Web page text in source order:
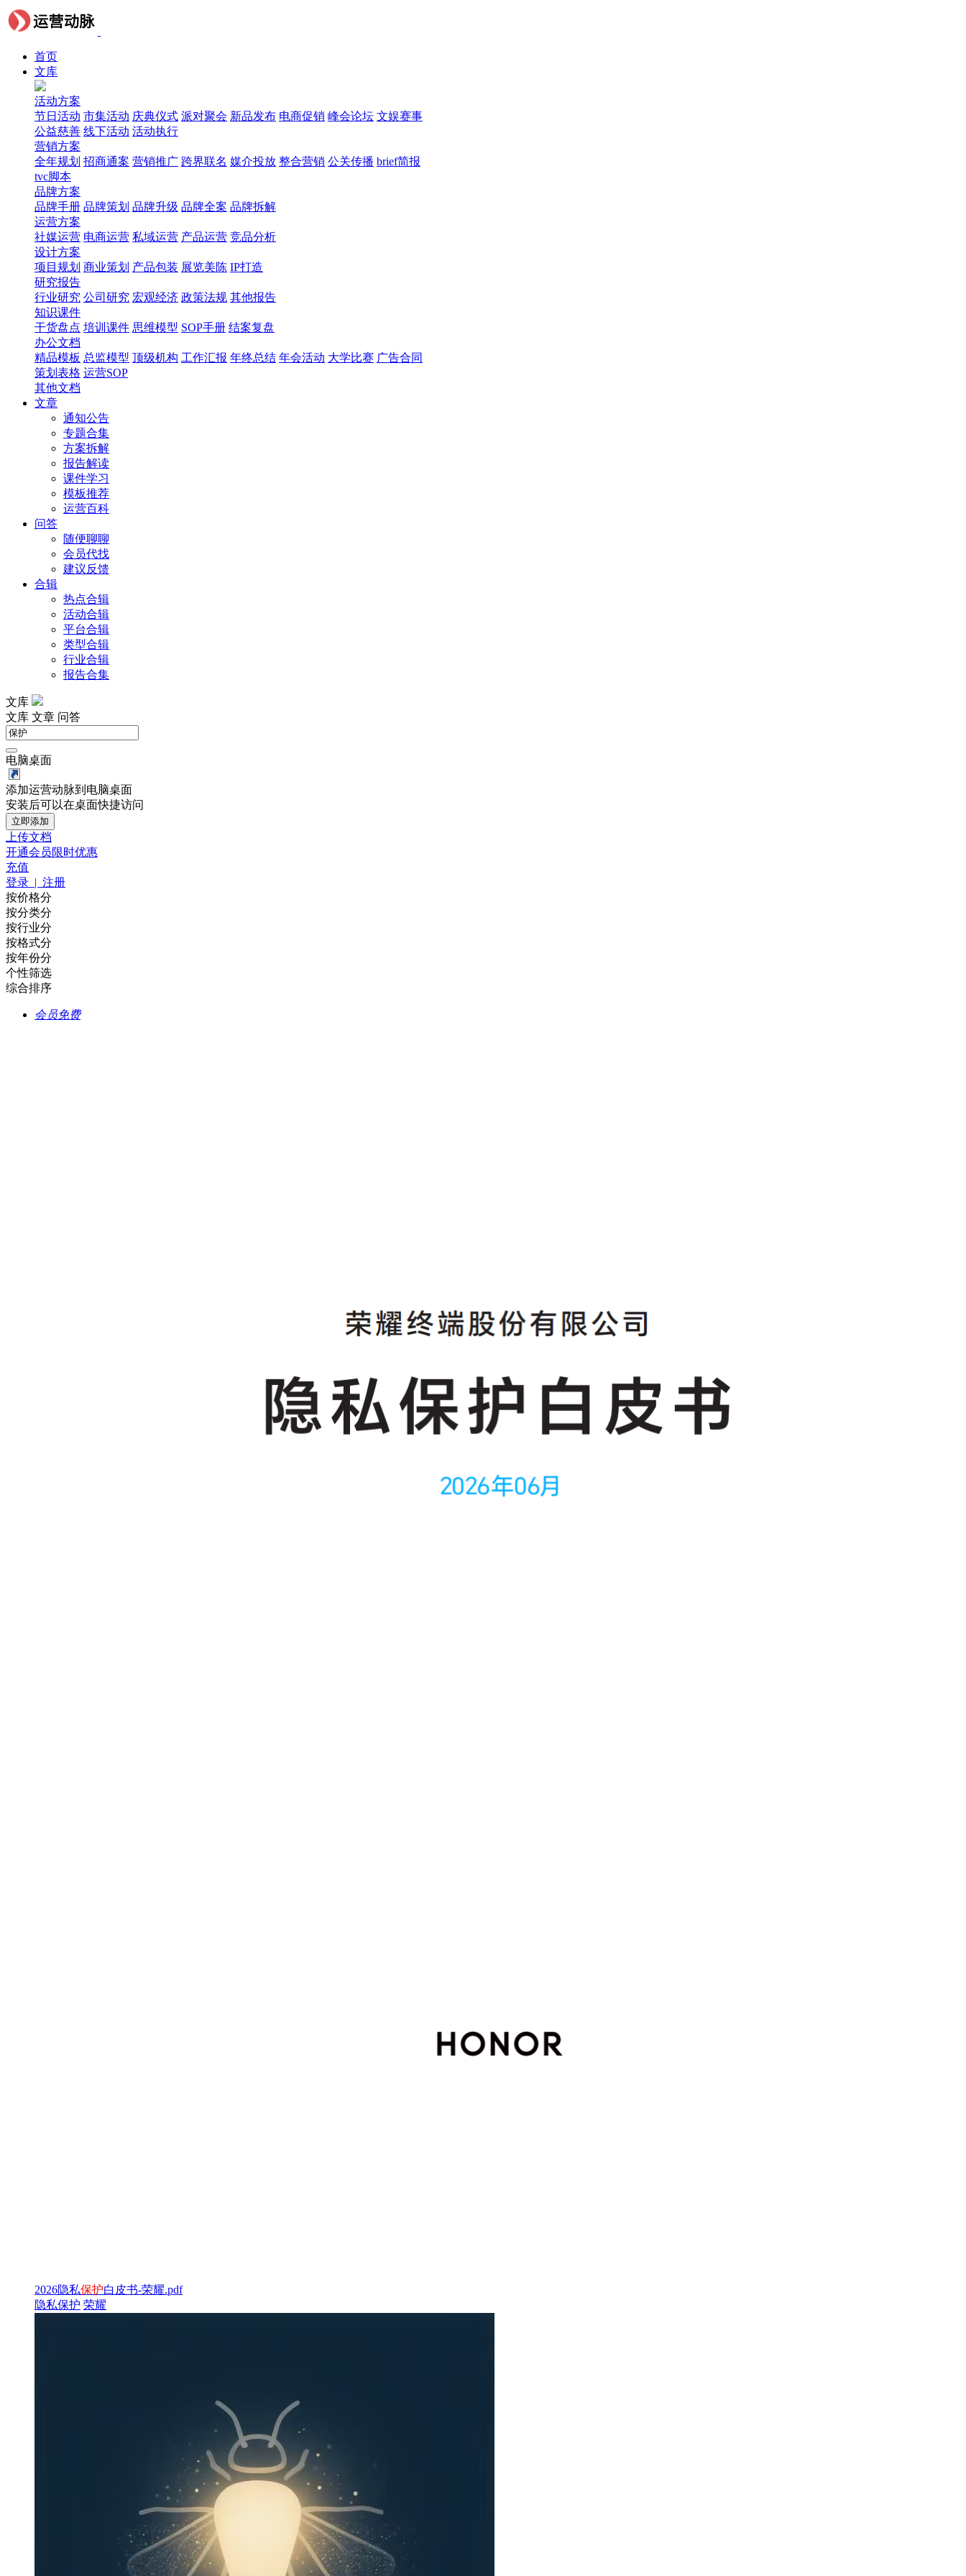
首页
文库
活动方案
节日活动 市集活动 庆典仪式 派对聚会 新品发布 电商促销 峰会论坛 文娱赛事
公益慈善 线下活动 活动执行
营销方案
全年规划 招商通案 营销推广 跨界联名 媒介投放 整合营销 公关传播 brief简报
tvc脚本
品牌方案
品牌手册 品牌策划 品牌升级 品牌全案 品牌拆解
运营方案
社媒运营 电商运营 私域运营 产品运营 竞品分析
设计方案
项目规划 商业策划 产品包装 展览美陈 IP打造
研究报告
行业研究 公司研究 宏观经济 政策法规 其他报告
知识课件
干货盘点 培训课件 思维模型 SOP手册 结案复盘
办公文档
精品模板 总监模型 顶级机构 工作汇报 年终总结 年会活动 大学比赛 广告合同
策划表格 运营SOP
其他文档
文章
通知公告
专题合集
方案拆解
报告解读
课件学习
模板推荐
运营百科
问答
随便聊聊
会员代找
建议反馈
合辑
热点合辑
活动合辑
平台合辑
类型合辑
行业合辑
报告合集
文库
文库 文章 问答
电脑桌面
添加运营动脉到电脑桌面
安装后可以在桌面快捷访问
立即添加
上传文档
开通会员限时优惠
充值
登录 | 注册
按价格分
按分类分
按行业分
按格式分
按年份分
个性筛选
综合排序
会员免费
2026隐私保护白皮书-荣耀.pdf
隐私保护 荣耀